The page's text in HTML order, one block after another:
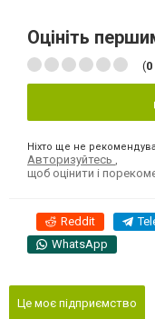
Оцініть
(0
Ніхто ще не
Авторизуйтесь
щоб оцінити і
Reddit
WhatsApp
Це моє підприємство